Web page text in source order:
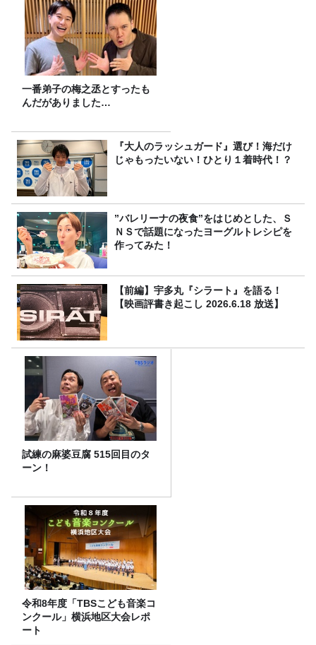
一番弟子の梅之丞とすったも
んだがありました…
『大人のラッシュガード』選び！海だけ
じゃもったいない！ひとり１着時代！？
”バレリーナの夜食”をはじめとした、Ｓ
ＮＳで話題になったヨーグルトレシピを
作ってみた！
【前編】宇多丸『シラート』を語る！
【映画評書き起こし 2026.6.18 放送】
試練の麻婆豆腐 515回目のタ
ーン！
令和8年度「TBSこども音楽コ
ンクール」横浜地区大会レポ
ート